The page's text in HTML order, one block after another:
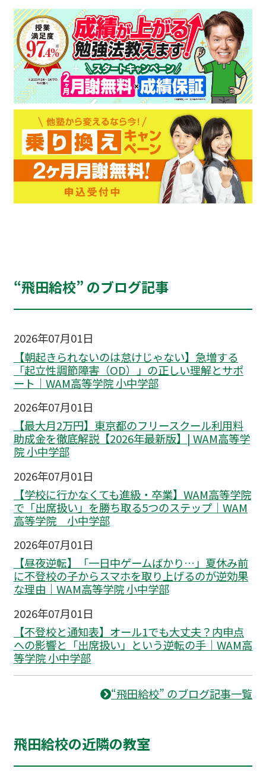
“飛田給校” のブログ記事
2026年07月01日
【朝起きられないのは怠けじゃない】急増する
「起立性調節障害（OD）」の正しい理解とサポ
ート｜WAM高等学院 小中学部
2026年07月01日
【最大月2万円】東京都のフリースクール利用料
助成金を徹底解説【2026年最新版】| WAM高等学
院 小中学部
2026年07月01日
【学校に行かなくても進級・卒業】WAM高等学院
で「出席扱い」を勝ち取る5つのステップ｜WAM
高等学院 小中学部
2026年07月01日
【昼夜逆転】「一日中ゲームばかり…」夏休み前
に不登校の子からスマホを取り上げるのが逆効果
な理由｜WAM高等学院 小中学部
2026年07月01日
【不登校と通知表】オール1でも大丈夫？内申点
への影響と「出席扱い」という逆転の手｜WAM高
等学院 小中学部
“飛田給校” のブログ記事一覧
飛田給校の近隣の教室